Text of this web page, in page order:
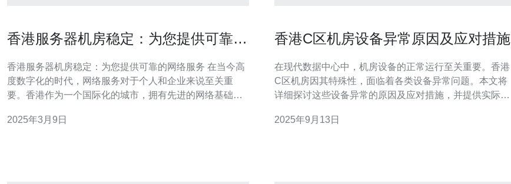
香港服务器机房稳定：为您提供可靠的
香港服务器机房稳定：为您提供可靠的网络服务 在当今高
度数字化的时代，网络服务对于个人和企业来说至关重
要。香港作为一个国际化的城市，拥有先进的网络基础设
和可靠性而闻名，为用户提供出色的网络服务。本文将深
2025年3月9日
香港C区机房设备异常原因及应对措施
在现代数据中心中，机房设备的正常运行至关重要。香港
C区机房因其特殊性，面临着各类设备异常问题。本文将
详细探讨这些设备异常的原因及应对措施，并提供实际操
异常的常见原因 设备异常的原因通常可以归结为以下几
2025年9月13日